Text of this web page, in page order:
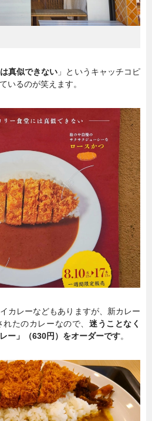
真似できない 」というキャッチコピ
いるのが笑えます。
カレーなどもありますが、新カレー
れたのカレーなので、迷うことなく
ー」（630円）をオーダーです。